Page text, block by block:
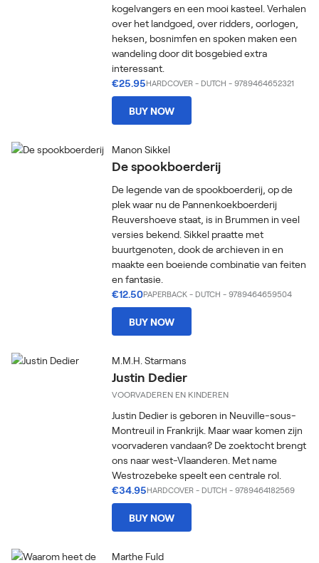
kogelvangers en een mooi kasteel. Verhalen
over het landgoed, over ridders, oorlogen,
heksen, bosnimfen en spoken maken een
wandeling door dit bosgebied extra
interessant.
€25.95HARDCOVER - DUTCH - 9789464652321
BUY NOW
Manon Sikkel
De spookboerderij
De legende van de spookboerderij, op de
plek waar nu de Pannenkoekboerderij
Reuvershoeve staat, is in Brummen in veel
versies bekend. Sikkel praatte met
buurtgenoten, dook de archieven in en
maakte een boeiende combinatie van feiten
en fantasie.
€12.50PAPERBACK - DUTCH - 9789464659504
BUY NOW
M.M.H. Starmans
Justin Dedier
VOORVADEREN EN KINDEREN
Justin Dedier is geboren in Neuville-sous-
Montreuil in Frankrijk. Maar waar komen zijn
voorvaderen vandaan? De zoektocht brengt
ons naar west-Vlaanderen. Met name
Westrozebeke speelt een centrale rol.
€34.95HARDCOVER - DUTCH - 9789464182569
BUY NOW
Marthe Fuld